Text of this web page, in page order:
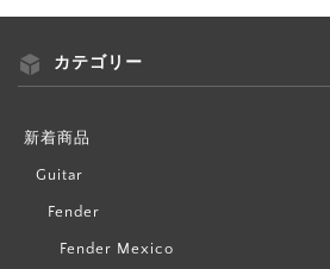
カテゴリー
新着商品
Guitar
Fender
Fender Mexico